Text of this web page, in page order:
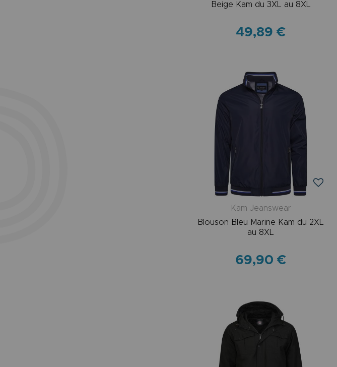
Beige Kam du 3XL au 8XL
49,89 €
Kam Jeanswear
Blouson Bleu Marine Kam du 2XL
au 8XL
69,90 €